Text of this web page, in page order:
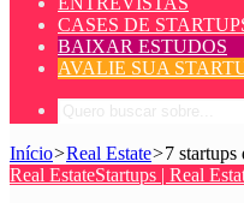
CASES DE
BAIXAR ESTUDOS
AVALIE SUA
Início>Real Estate>7
Real EstateStartups | Real